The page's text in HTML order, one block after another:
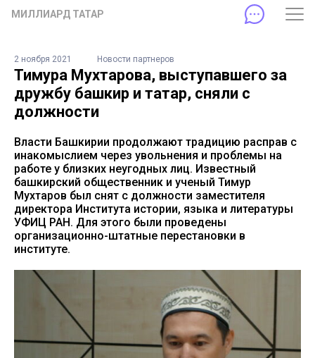
МИЛЛИАРД ТАТАР
2 ноября 2021 Новости партнеров
Тимура Мухтарова, выступавшего за
дружбу башкир и татар, сняли с
должности
Власти Башкирии продолжают традицию расправ с
инакомыслием через увольнения и проблемы на
работе у близких неугодных лиц. Известный
башкирский общественник и ученый Тимур
Мухтаров был снят с должности заместителя
директора Института истории, языка и литературы
УФИЦ РАН. Для этого были проведены
организационно-штатные перестановки в
институте.